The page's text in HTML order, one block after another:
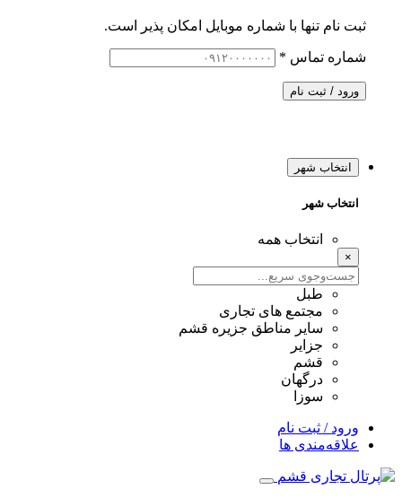
ثبت نام تنها با شماره موبایل امکان پذیر است.
شماره تماس *
ورود / ثبت نام
انتخاب شهر
انتخاب شهر
انتخاب همه
×
طبل
مجتمع های تجاری
سایر مناطق جزیره قشم
جزایر
قشم
درگهان
سوزا
ورود / ثبت نام
علاقه‌مندی ها